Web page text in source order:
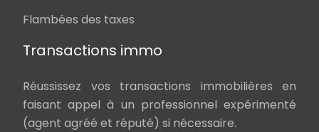
Flambées des taxes
Transactions immo
Réussissez vos transactions immobilières en
faisant appel à un professionnel expérimenté
(agent agréé et réputé) si nécessaire.